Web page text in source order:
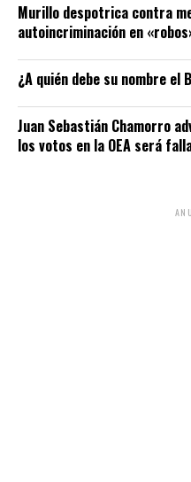
Murillo despotrica contra
autoincriminación en
¿A quién debe su nombre
Juan Sebastián Chamorro
los votos en la OEA será